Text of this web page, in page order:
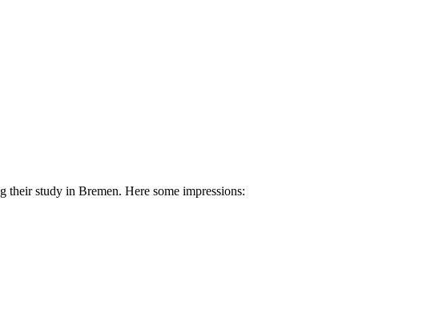
their study in Bremen. Here some impressions: